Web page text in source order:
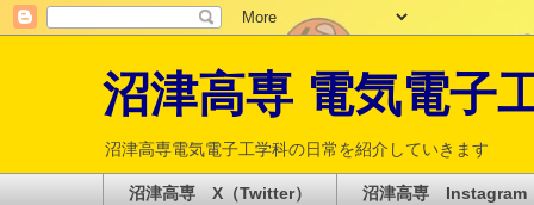
沼津高専 電気電子
沼津高専電気電子工学科の日常を紹介していきます
沼津高専 X（Twitter） 沼津高専 Instagram